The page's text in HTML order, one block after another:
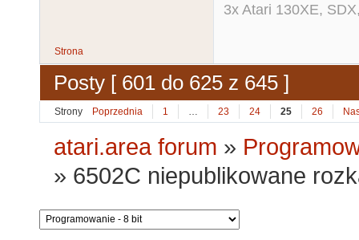
3x Atari 130XE,
Strona
Posty [ 601 do 625 z 645 ]
Strony Poprzednia 1 … 23 24 25 26
atari.area forum »
» 6502C niepublikowane